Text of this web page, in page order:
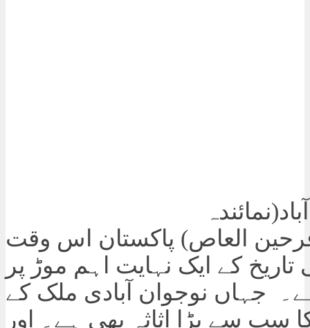
العاص) پاکستان اس وقت
تاریخ کے ایک نہایت اہم موڑ پر
جہاں نوجوان آبادی ملک کے
سب سے بڑا اثاثہ بھی ہے۔ اور